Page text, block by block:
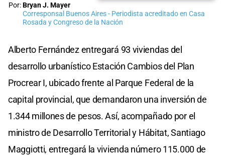
Por:Bryan J. Mayer
Corresponsal Buenos Aires - Periodista acreditado en Casa
Rosada y Congreso de la Nación
Alberto Fernández entregará 93 viviendas del
desarrollo urbanístico Estación Cambios del Plan
Procrear I, ubicado frente al Parque Federal de la
capital provincial, que demandaron una inversión de
1.344 millones de pesos. Así, acompañado por el
ministro de Desarrollo Territorial y Hábitat, Santiago
Maggiotti, entregará la vivienda número 115.000 de